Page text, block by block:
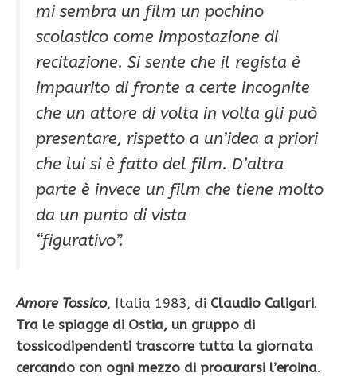
mi sembra un film un pochino
scolastico come impostazione di
recitazione. Si sente che il regista è
impaurito di fronte a certe incognite
che un attore di volta in volta gli può
presentare, rispetto a un’idea a priori
che lui si è fatto del film. D’altra
parte è invece un film che tiene molto
da un punto di vista
“figurativo”.
Amore Tossico, Italia 1983, di Claudio Caligari.
Tra le spiagge di Ostia, un gruppo di
tossicodipendenti trascorre tutta la giornata
cercando con ogni mezzo di procurarsi l’eroina.